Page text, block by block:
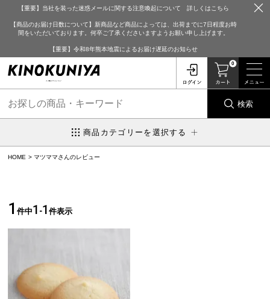
【重要】当社を装った迷惑メールに関する注意喚起について 詳しくはこちら
【商品のお届け日数について】新商品など商品によっては、出荷までに7日程度お時
間をいただいております。何卒ご了承くださいますようお願い申し上げます。
【重要】令和8年熊本地震によるお届け遅延のお知らせ
0
検索
商品カテゴリーを選択する
HOME マツママさんのレビュー
1 件中1 -1 件表示